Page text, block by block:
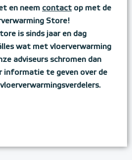
en neem contact op met de
Store!
is sinds jaar en dag
wat met vloerverwarming
adviseurs schromen dan
informatie te geven over de